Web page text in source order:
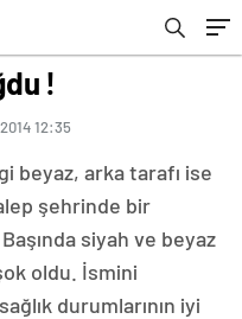
!
12:35
beyaz, arka tarafı ise
şehrinde bir
siyah ve beyaz
oldu. İsmini
durumlarının iyi